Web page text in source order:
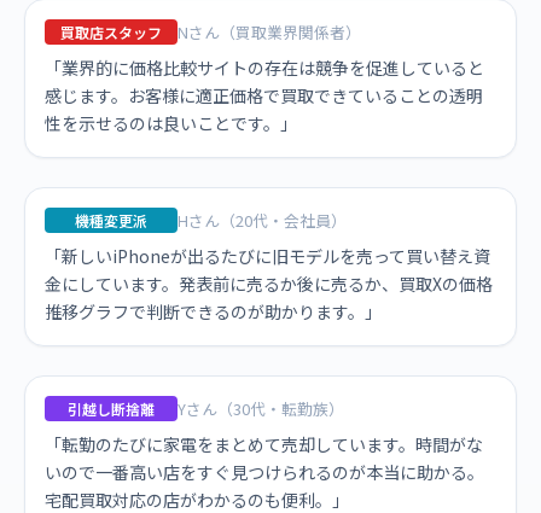
買取店スタッフ Nさん（買取業界関係者）
「業界的に価格比較サイトの存在は競争を促進していると
感じます。お客様に適正価格で買取できていることの透明
性を示せるのは良いことです。」
機種変更派 Hさん（20代・会社員）
「新しいiPhoneが出るたびに旧モデルを売って買い替え資
金にしています。発表前に売るか後に売るか、買取Xの価格
推移グラフで判断できるのが助かります。」
引越し断捨離 Yさん（30代・転勤族）
「転勤のたびに家電をまとめて売却しています。時間がな
いので一番高い店をすぐ見つけられるのが本当に助かる。
宅配買取対応の店がわかるのも便利。」